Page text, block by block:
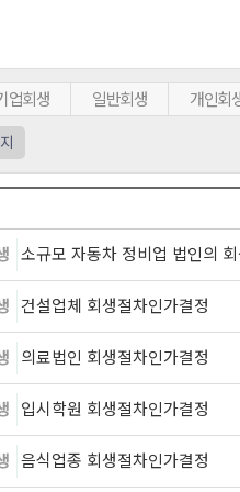
업회생 일반회생 개인회
소규모 자동차 정비업 법인의
건설업체 회생절차인가결정
의료법인 회생절차인가결정
입시학원 회생절차인가결정
음식업종 회생절차인가결정